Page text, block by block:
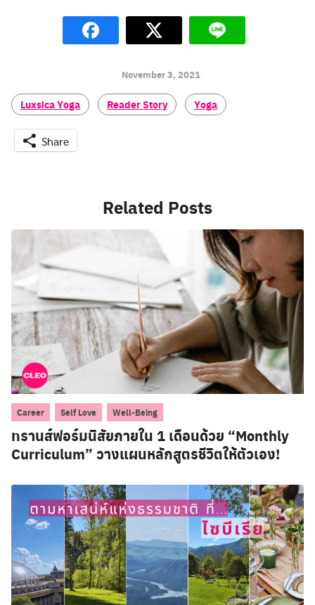
November 3, 2021
Luxsica Yoga Reader Story Yoga
Share
Related Posts
Career Self Love Well-Being
ทรานส์ฟอร์มนิสัยภายใน 1 เดือนด้วย “Monthly
Curriculum” วางแผนหลักสูตรชีวิตให้ตัวเอง!